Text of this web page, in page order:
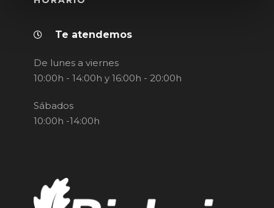
Te atendemos
De lunes a viernes
10:00h - 14:00h y 16:00h - 20:00h
Sábados
10:00h -14:00h